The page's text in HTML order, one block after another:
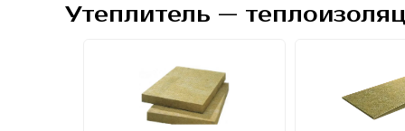
Утеплитель —